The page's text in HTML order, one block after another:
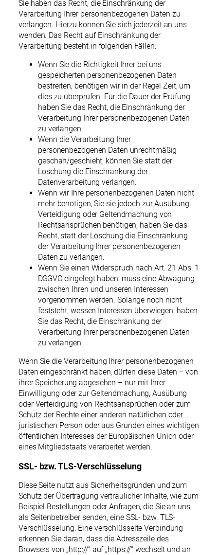
Sie haben das Recht, die Einschränkung der
Verarbeitung Ihrer personenbezogenen Daten zu
verlangen. Hierzu können Sie sich jederzeit an uns
wenden. Das Recht auf Einschränkung der
Verarbeitung besteht in folgenden Fällen:
Wenn Sie die Richtigkeit Ihrer bei uns
gespeicherten personenbezogenen Daten
bestreiten, benötigen wir in der Regel Zeit, um
dies zu überprüfen. Für die Dauer der Prüfung
haben Sie das Recht, die Einschränkung der
Verarbeitung Ihrer personenbezogenen Daten
zu verlangen.
Wenn die Verarbeitung Ihrer
personenbezogenen Daten unrechtmäßig
geschah/geschieht, können Sie statt der
Löschung die Einschränkung der
Datenverarbeitung verlangen.
Wenn wir Ihre personenbezogenen Daten nicht
mehr benötigen, Sie sie jedoch zur Ausübung,
Verteidigung oder Geltendmachung von
Rechtsansprüchen benötigen, haben Sie das
Recht, statt der Löschung die Einschränkung
der Verarbeitung Ihrer personenbezogenen
Daten zu verlangen.
Wenn Sie einen Widerspruch nach Art. 21 Abs. 1
DSGVO eingelegt haben, muss eine Abwägung
zwischen Ihren und unseren Interessen
vorgenommen werden. Solange noch nicht
feststeht, wessen Interessen überwiegen, haben
Sie das Recht, die Einschränkung der
Verarbeitung Ihrer personenbezogenen Daten
zu verlangen.
Wenn Sie die Verarbeitung Ihrer personenbezogenen
Daten eingeschränkt haben, dürfen diese Daten – von
ihrer Speicherung abgesehen – nur mit Ihrer
Einwilligung oder zur Geltendmachung, Ausübung
oder Verteidigung von Rechtsansprüchen oder zum
Schutz der Rechte einer anderen natürlichen oder
juristischen Person oder aus Gründen eines wichtigen
öffentlichen Interesses der Europäischen Union oder
eines Mitgliedstaats verarbeitet werden.
SSL- bzw. TLS-Verschlüsselung
Diese Seite nutzt aus Sicherheitsgründen und zum
Schutz der Übertragung vertraulicher Inhalte, wie zum
Beispiel Bestellungen oder Anfragen, die Sie an uns
als Seitenbetreiber senden, eine SSL- bzw. TLS-
Verschlüsselung. Eine verschlüsselte Verbindung
erkennen Sie daran, dass die Adresszeile des
Browsers von „http://“ auf „https://“ wechselt und an